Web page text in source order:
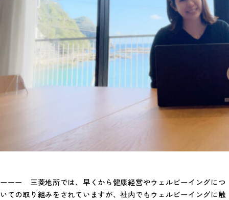
ーーー 三菱地所では、早くから健康経営やウェルビーイングにつ
いての取り組みをされていますが、社内でもウェルビーイングに触